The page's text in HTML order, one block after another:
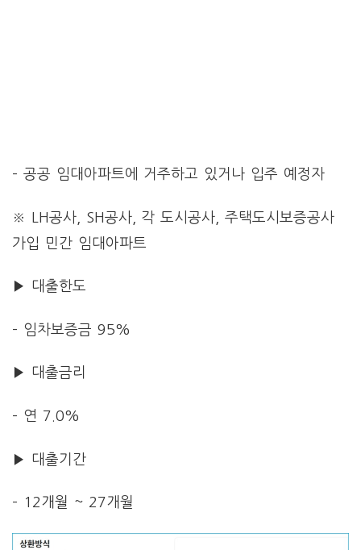
– 공공 임대아파트에 거주하고 있거나 입주 예정자
※ LH공사, SH공사, 각 도시공사, 주택도시보증공사
가입 민간 임대아파트
▶ 대출한도
– 임차보증금 95%
▶ 대출금리
– 연 7.0%
▶ 대출기간
– 12개월 ~ 27개월